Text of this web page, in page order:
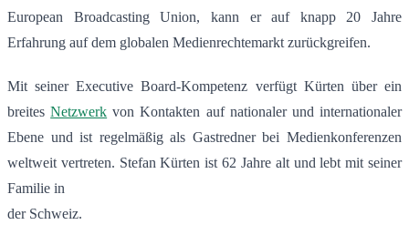
European Broadcasting Union, kann er auf knapp 20 Jahre
Erfahrung auf dem globalen Medienrechtemarkt zurückgreifen.
Mit seiner Executive Board-Kompetenz verfügt Kürten über ein
breitesNetzwerk von Kontakten auf nationaler und internationaler
Ebene und ist regelmäßig als Gastredner bei Medienkonferenzen
weltweit vertreten. Stefan Kürten ist 62 Jahre alt und lebt mit seiner
Familie in
der Schweiz.